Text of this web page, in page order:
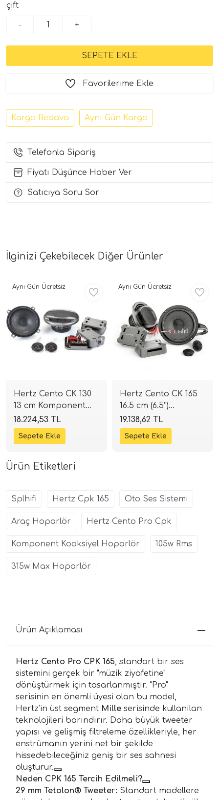
Modelleri
Setleri)
Performans)
çift
- +
Favorilerime Ekle
Kargo Bedava Aynı Gün Kargo
Telefonla Sipariş
Fiyatı Düşünce Haber Ver
Satıcıya Soru Sor
İlginizi Çekebilecek Diğer Ürünler
Hertz Cento CK 130
13 cm Komponent
Mid Takımı | 210W 4
Ohm | SPLHIFI
18.224,53 TL
Aynı Gün Ücretsiz
Hertz Cento CK 165
16.5 cm (6.5”)
Komponent Mid
Takımı | 285W 4
Ohm | SPLHIFI
19.138,62 TL
Aynı Gün Ücretsiz
Ürün Etiketleri
Splhifi Hertz Cpk 165 Oto Ses Sistemi
Araç Hoparlör Hertz Cento Pro Cpk
Komponent Koaksiyel Hoparlör 105w Rms
315w Max Hoparlör
Ürün Açıklaması
Hertz Cento Pro CPK 165, standart bir ses
sistemini gerçek bir "müzik ziyafetine"
dönüştürmek için tasarlanmıştır. "Pro"
serisinin en önemli üyesi olan bu model,
Hertz’in üst segment Mille serisinde kullanılan
teknolojileri barındırır. Daha büyük tweeter
yapısı ve gelişmiş filtreleme özellikleriyle, her
enstrümanın yerini net bir şekilde
hissedebileceğiniz geniş bir ses sahnesi
oluşturur.
Neden CPK 165 Tercih Edilmeli?
29 mm Tetolon® Tweeter: Standart modellere